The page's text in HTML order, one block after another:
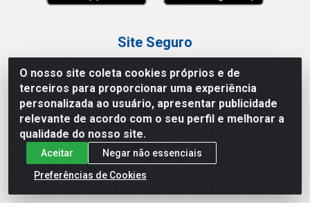
O nosso site coleta cookies próprios e de
terceiros para proporcionar uma experiência
personalizada ao usuário, apresentar publicidade
relevante de acordo com o seu perfil e melhorar a
qualidade do nosso site.
Aceitar
Negar não essenciais
Preferências de Cookies
Site Seguro
Loja / Showroom
Tel.: (11) 3227-0546
Av Vautier, 587/597 - Pari - São Paulo/SP